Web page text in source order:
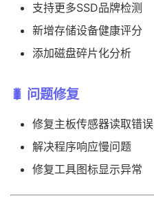
支持更多SSD品牌检测
新增存储设备健康评分
添加磁盘碎片化分析
🐛 问题修复
修复主板传感器读取错误
解决程序响应慢问题
修复工具图标显示异常